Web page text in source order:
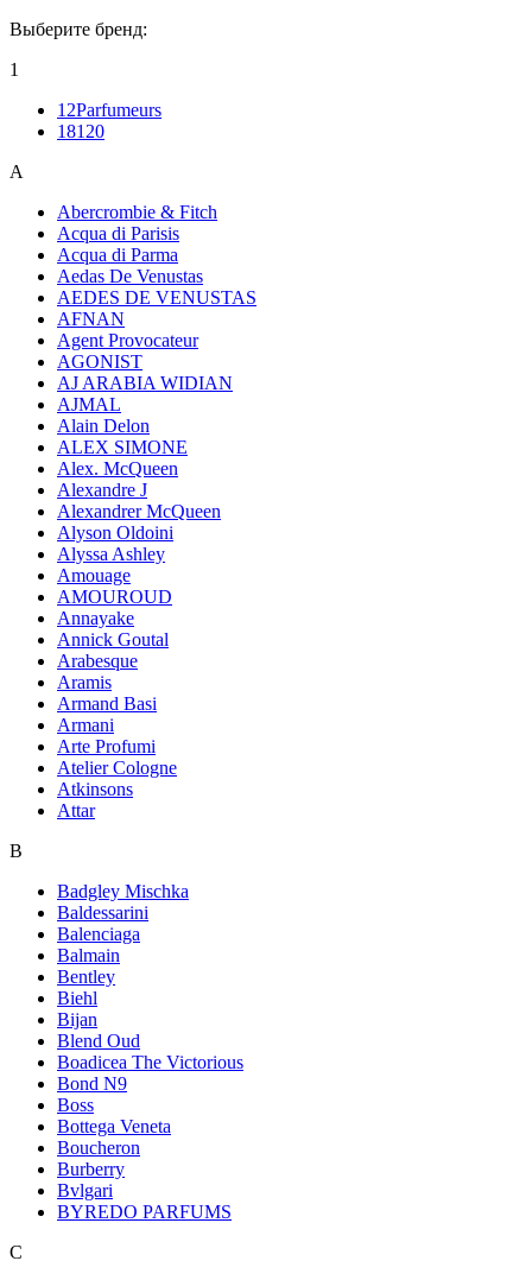
Выберите бренд:
1
12Parfumeurs
18120
A
Abercrombie & Fitch
Acqua di Parisis
Acqua di Parma
Aedas De Venustas
AEDES DE VENUSTAS
AFNAN
Agent Provocateur
AGONIST
AJ ARABIA WIDIAN
AJMAL
Alain Delon
ALEX SIMONE
Alex. McQueen
Alexandre J
Alexandrer McQueen
Alyson Oldoini
Alyssa Ashley
Amouage
AMOUROUD
Annayake
Annick Goutal
Arabesque
Aramis
Armand Basi
Armani
Arte Profumi
Atelier Cologne
Atkinsons
Attar
B
Badgley Mischka
Baldessarini
Balenciaga
Balmain
Bentley
Biehl
Bijan
Blend Oud
Boadicea The Victorious
Bond N9
Boss
Bottega Veneta
Boucheron
Burberry
Bvlgari
BYREDO PARFUMS
C